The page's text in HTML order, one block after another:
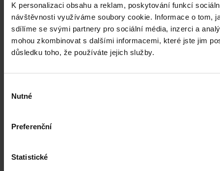
K personalizaci obsahu a reklam, poskytování funkcí
návštěvnosti využíváme soubory cookie. Informace o tom,
sdílíme se svými partnery pro sociální média, inzerci a
mohou zkombinovat s dalšími informacemi, které jste jim
důsledku toho, že používáte jejich služby.
souhlasu
Nutné
Preferenční
Statistické